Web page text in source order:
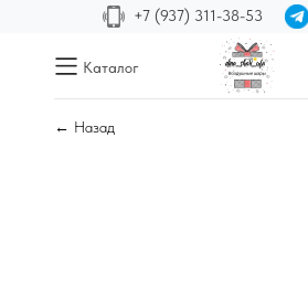
+7 (937) 311-38-53
Каталог
← Назад